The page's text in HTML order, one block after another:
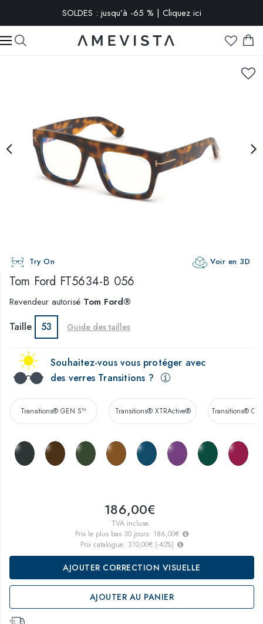
SOLDES : jusqu’à -65 % | Cliquez ici
-10% extra sur toutes les lunettes avec verres correcteurs | Code
: VISION10
Try On Voir en 3D
Tom Ford FT5634-B 056
Revendeur autorisé Tom Ford®
Taille 53 Guide des tailles
Souhaitez-vous vous protéger avec
des verres Transitions ?
Transitions® GEN S™ Transitions® XTRActive® Transitions®
186,00€
TVA incluse
Prix le plus bas 30 jours: 186,00€
Prix catalogue: 310,00€ (-40%)
AJOUTER CORRECTION VISUELLE
AJOUTER AU PANIER